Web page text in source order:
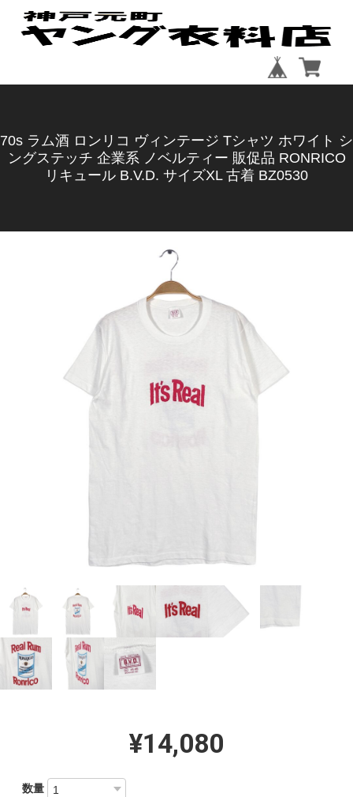
70s ラム酒 ロンリコ ヴィンテージ Tシャツ ホワイト シ
ングステッチ 企業系 ノベルティー 販促品 RONRICO
リキュール B.V.D. サイズXL 古着 BZ0530
¥14,080
数量